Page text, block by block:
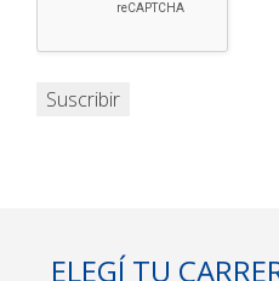
ELEGÍ TU